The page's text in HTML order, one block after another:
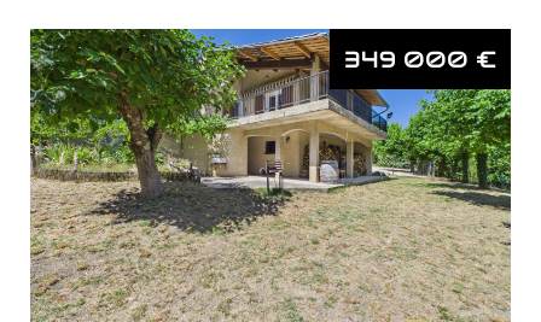
349 000 €